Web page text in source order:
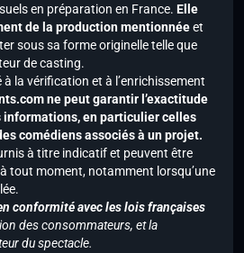
en préparation en France. Elle
de la production mentionnéeet
sous sa forme originelle telle que
de casting.
la vérification et à l’enrichissement
ne peut garantir l’exactitude
informations, en particulier celles
comédiens associés à un projet.
à titre indicatif et peuvent être
tout moment, notamment lorsqu’une
conformité avec les lois françaises
des consommateurs, et la
du spectacle.